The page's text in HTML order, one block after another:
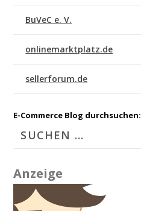
BuVeC e. V.
onlinemarktplatz.de
sellerforum.de
E-Commerce Blog durchsuchen:
Anzeige